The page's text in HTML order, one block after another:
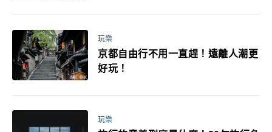
玩樂
京都自由行不用一直趕！遠離人潮更
好玩！
玩樂